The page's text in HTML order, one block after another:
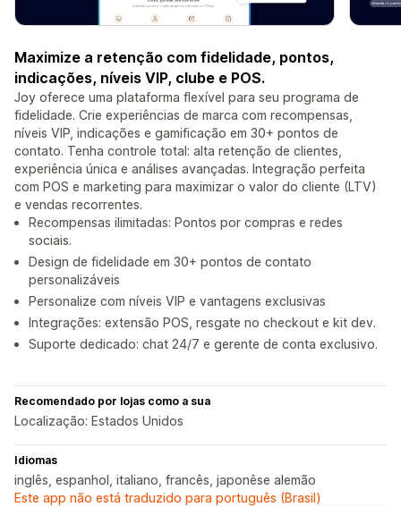
Maximize a retenção com fidelidade, pontos,
indicações, níveis VIP, clube e POS.
Joy oferece uma plataforma flexível para seu programa de
fidelidade. Crie experiências de marca com recompensas,
níveis VIP, indicações e gamificação em 30+ pontos de
contato. Tenha controle total: alta retenção de clientes,
experiência única e análises avançadas. Integração perfeita
com POS e marketing para maximizar o valor do cliente (LTV)
e vendas recorrentes.
Recompensas ilimitadas: Pontos por compras e redes
sociais.
Design de fidelidade em 30+ pontos de contato
personalizáveis
Personalize com níveis VIP e vantagens exclusivas
Integrações: extensão POS, resgate no checkout e kit dev.
Suporte dedicado: chat 24/7 e gerente de conta exclusivo.
Recomendado por lojas como a sua
Localização: Estados Unidos
Idiomas
inglês, espanhol, italiano, francês, japonêse alemão
Este app não está traduzido para português (Brasil)